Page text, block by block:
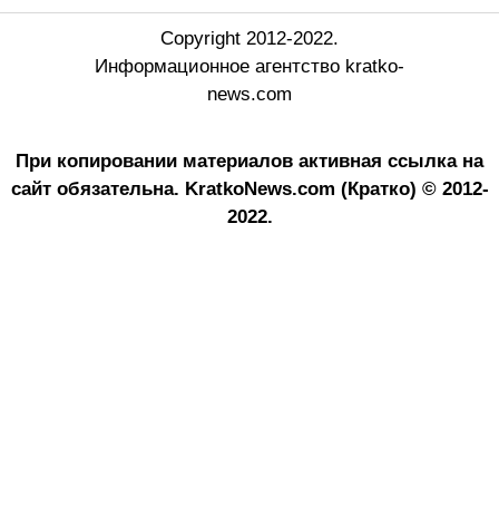
Copyright 2012-2022.
Информационное агентство kratko-
news.com
При копировании материалов активная ссылка на
сайт обязательна. KratkoNews.com (Кратко) © 2012-
2022.